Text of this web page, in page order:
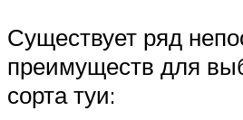
Существует ряд
преимуществ для
сорта туи: